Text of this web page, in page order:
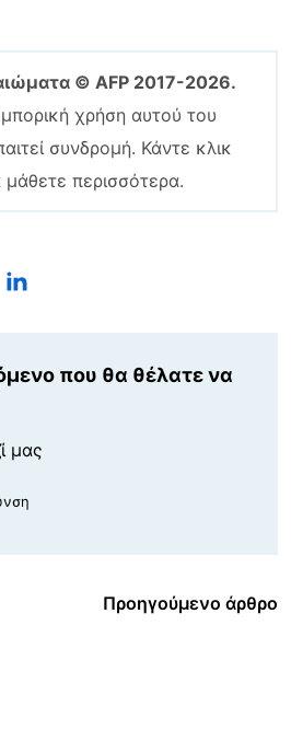
© AFP 2017-2026.
χρήση αυτού του
συνδρομή. Κάντε κλικ
μάθετε περισσότερα.
που θα θέλατε να
μας
Προηγούμενο άρθρο